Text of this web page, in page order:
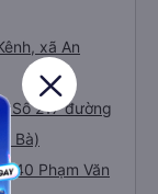
xã An
Số 217 đường
Bà)
Phạm Văn